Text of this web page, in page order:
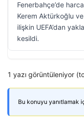
Fenerbahçe’de
Kerem Aktürkoğlu
ilişkin UEFA’dan
kesildi.
1 yazı görüntüleniyor
Bu konuyu yanıtlamak